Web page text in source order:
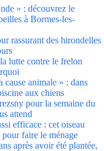
» : découvrez le
à Bormes-les-
rassurant des hirondelles
lutte contre le frelon
cause animale » : dans
aux chiens
pour la semaine du
attend
efficace : cet oiseau
faire le ménage
après avoir été plantée,